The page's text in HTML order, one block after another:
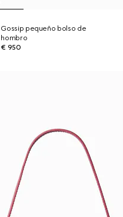
Gossip pequeño bolso de
hombro
€ 950